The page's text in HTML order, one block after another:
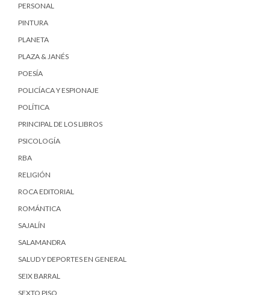
PERSONAL
PINTURA
PLANETA
PLAZA & JANÉS
POESÍA
POLICÍACA Y ESPIONAJE
POLÍTICA
PRINCIPAL DE LOS LIBROS
PSICOLOGÍA
RBA
RELIGIÓN
ROCA EDITORIAL
ROMÁNTICA
SAJALÍN
SALAMANDRA
SALUD Y DEPORTES EN GENERAL
SEIX BARRAL
SEXTO PISO